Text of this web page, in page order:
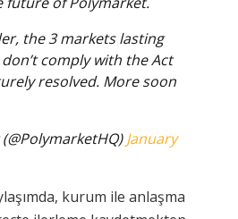
the 3 markets lasting
comply with the Act
resolved. More soon
January
kurum ile anlaşma